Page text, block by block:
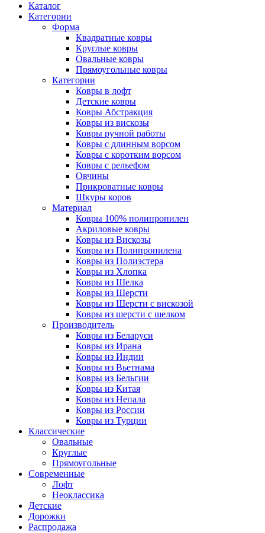
Каталог
Категории
Форма
Квадратные ковры
Круглые ковры
Овальные ковры
Прямоугольные ковры
Категории
Ковры в лофт
Детские ковры
Ковры Абстракция
Ковры из вискозы
Ковры ручной работы
Ковры с длинным ворсом
Ковры с коротким ворсом
Ковры с рельефом
Овчины
Прикроватные ковры
Шкуры коров
Материал
Ковры 100% полипропилен
Акриловые ковры
Ковры из Вискозы
Ковры из Полипропилена
Ковры из Полиэстера
Ковры из Хлопка
Ковры из Шелка
Ковры из Шерсти
Ковры из Шерсти с вискозой
Ковры из шерсти с шелком
Производитель
Ковры из Беларуси
Ковры из Ирана
Ковры из Индии
Ковры из Вьетнама
Ковры из Бельгии
Ковры из Китая
Ковры из Непала
Ковры из России
Ковры из Турции
Классические
Овальные
Круглые
Прямоугольные
Современные
Лофт
Неоклассика
Детские
Дорожки
Распродажа